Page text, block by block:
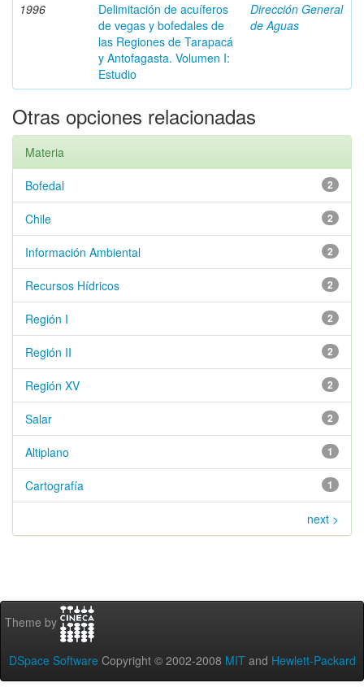
1996
Delimitación de acuíferos
de vegas y bofedales de
las Regiones de Tarapacá
y Antofagasta. Volumen I:
Estudio
Dirección General
de Aguas
Otras opciones relacionadas
Materia
2
Bofedal
2
Chile
2
Información Ambiental
2
Recursos Hídricos
2
Región I
2
Región II
2
Región XV
2
Salar
1
Altiplano
1
Cartografía
next >
Theme by
DSpace Software Copyright © 2002-2008 MIT and Hewlett-Packard